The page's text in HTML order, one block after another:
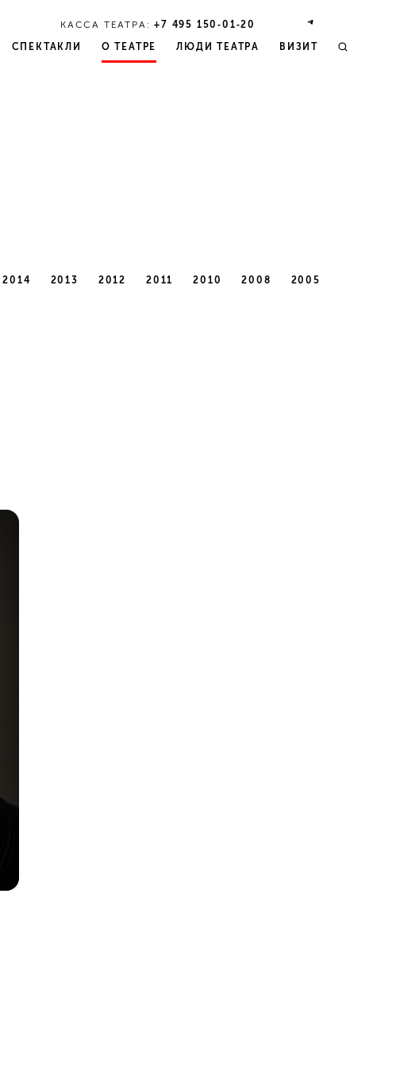
КАССА ТЕАТРА:+7 495 150‑01‑20
СПЕКТАКЛИ О ТЕАТРЕ ЛЮДИ ТЕАТРА ВИЗИТ
2014 2013 2012 2011 2010 2008 2005